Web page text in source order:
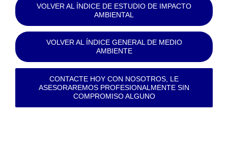
VOLVER AL ÍNDICE DE ESTUDIO DE IMPACTO
AMBIENTAL
VOLVER AL ÍNDICE GENERAL DE MEDIO
AMBIENTE
CONTACTE HOY CON NOSOTROS, LE
ASESORAREMOS PROFESIONALMENTE SIN
COMPROMISO ALGUNO